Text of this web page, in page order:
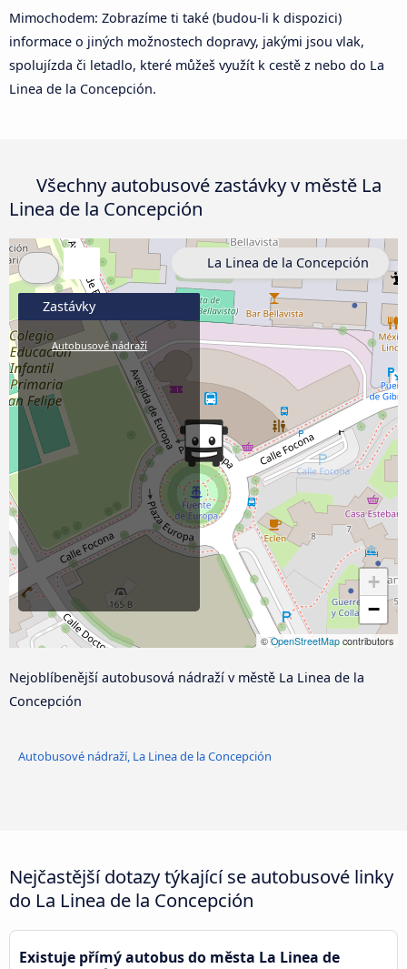
Mimochodem: Zobrazíme ti také (budou-li k dispozici)
informace o jiných možnostech dopravy, jakými jsou vlak,
spolujízda či letadlo, které můžeš využít k cestě z nebo do La
Linea de la Concepción.
Všechny autobusové zastávky v městě La
Linea de la Concepción
+
−
©OpenStreetMap contributors
Zastávky
Autobusové nádraží
La Linea de la Concepción
Nejoblíbenější autobusová nádraží v městě La Linea de la
Concepción
Autobusové nádraží, La Linea de la Concepción
Nejčastější dotazy týkající se autobusové linky
do La Linea de la Concepción
Existuje přímý autobus do města La Linea de